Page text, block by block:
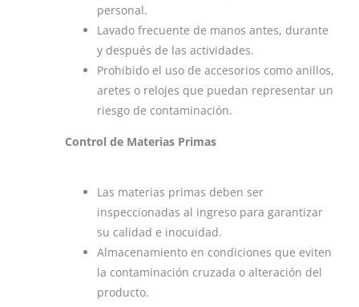
personal.
Lavado frecuente de manos antes, durante
y después de las actividades.
Prohibido el uso de accesorios como anillos,
aretes o relojes que puedan representar un
riesgo de contaminación​.
Control de Materias Primas
Las materias primas deben ser
inspeccionadas al ingreso para garantizar
su calidad e inocuidad.
Almacenamiento en condiciones que eviten
la contaminación cruzada o alteración del
producto​.